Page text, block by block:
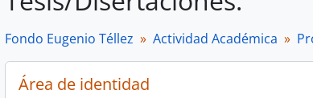
Fondo Eugenio Téllez Actividad Académica
Área de identidad